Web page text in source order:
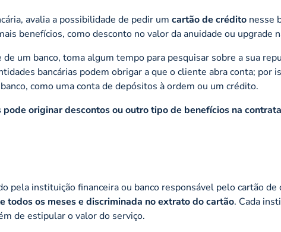
avalia a possibilidade de pedir um cartão de crédito nesse
benefícios, como desconto no valor da anuidade ou upgrade
um banco, toma algum tempo para pesquisar sobre a sua
bancárias podem obrigar a que o cliente abra conta; por
como uma conta de depósitos à ordem ou um crédito.
originar descontos ou outro tipo de benefícios na
pela instituição financeira ou banco responsável pelo cartão
todos os meses e discriminada no extrato do cartão. Cada
de estipular o valor do serviço.